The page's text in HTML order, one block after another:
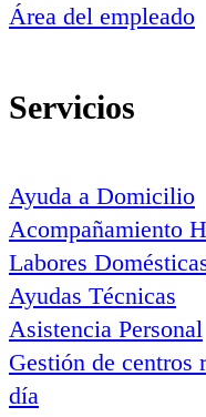
Área del empleado
Servicios
Ayuda a Domicilio
Acompañamiento
Labores
Ayudas Técnicas
Asistencia Personal
Gestión de centros
día